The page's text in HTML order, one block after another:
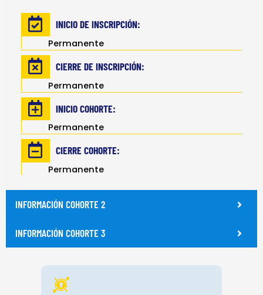
INICIO DE INSCRIPCIÓN:
Permanente
CIERRE DE INSCRIPCIÓN:
Permanente
INICIO COHORTE:
Permanente
CIERRE COHORTE:
Permanente
INFORMACIÓN COHORTE 2
INFORMACIÓN COHORTE 3